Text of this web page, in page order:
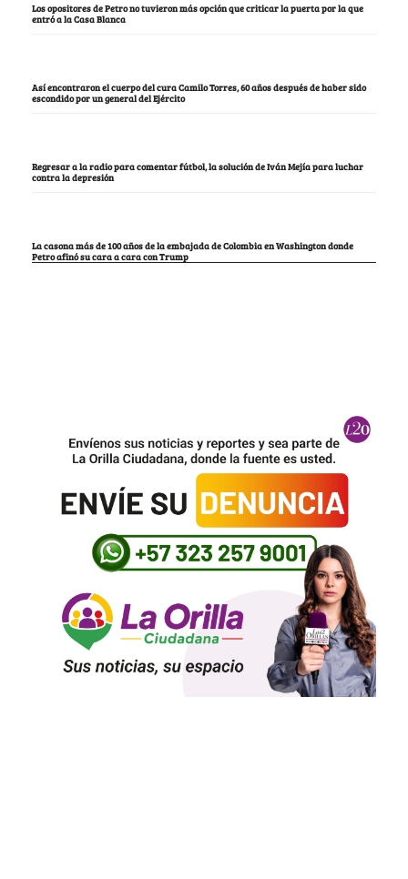
Los opositores de Petro no tuvieron más opción que criticar la puerta por la que
entró a la Casa Blanca
Así encontraron el cuerpo del cura Camilo Torres, 60 años después de haber sido
escondido por un general del Ejército
Regresar a la radio para comentar fútbol, la solución de Iván Mejía para luchar
contra la depresión
La casona más de 100 años de la embajada de Colombia en Washington donde
Petro afinó su cara a cara con Trump